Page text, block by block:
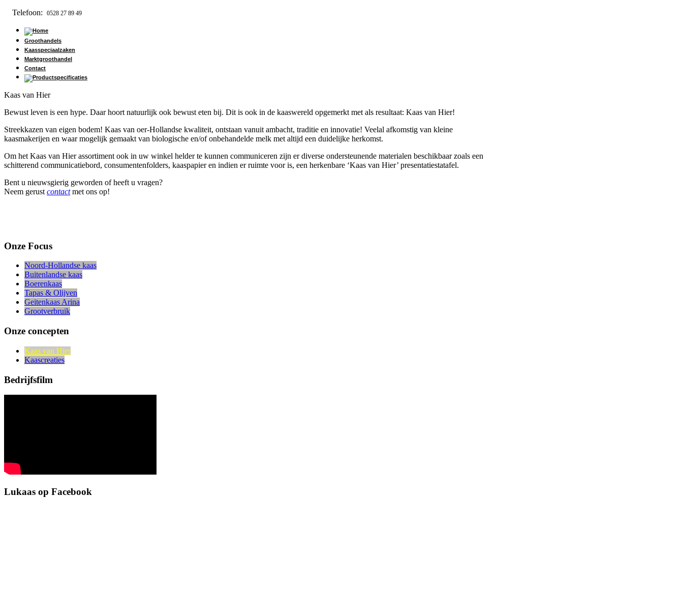
Telefoon: 0528 27 89 49
Groothandels
Kaasspeciaalzaken
Marktgroothandel
Contact
Kaas van Hier
Bewust leven is een hype. Daar hoort natuurlijk ook bewust eten bij. Dit is ook in de kaaswereld opgemerkt met als resultaat: Kaas van Hier!
Streekkazen van eigen bodem! Kaas van oer-Hollandse kwaliteit, ontstaan vanuit ambacht, traditie en innovatie! Veelal afkomstig van kleine
kaasmakerijen en waar mogelijk gemaakt van biologische en/of onbehandelde melk met altijd een duidelijke herkomst.
Om het Kaas van Hier assortiment ook in uw winkel helder te kunnen communiceren zijn er diverse ondersteunende materialen beschikbaar zoals een
schitterend communicatiebord, consumentenfolders, kaaspapier en indien er ruimte voor is, een herkenbare ‘Kaas van Hier’ presentatiestatafel.
Bent u nieuwsgierig geworden of heeft u vragen?
Neem gerust contactmet ons op!
Onze Focus
Noord-Hollandse kaas
Buitenlandse kaas
Boerenkaas
Tapas & Olijven
Geitenkaas Arina
Grootverbruik
Onze concepten
Kaas van Hier
Kaascreaties
Bedrijfsfilm
Lukaas op Facebook